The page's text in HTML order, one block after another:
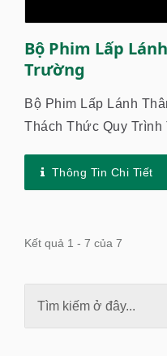
Bộ Phim Lấp
Trường
Bộ Phim Lấp Lánh
Thách Thức Quy Trình
Phần Vật Liệu Có Thể...
Thông Tin Chi Tiết
Kết quả 1 - 7 của 7